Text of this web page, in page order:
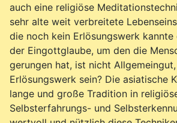
auch eine religiöse
sehr alte weit verbreitete
die noch kein Erlösungswerk
der Eingottglaube, um den die
gerungen hat, ist nicht
Erlösungswerk sein? Die asiatische
lange und große Tradition in
Selbsterfahrungs- und